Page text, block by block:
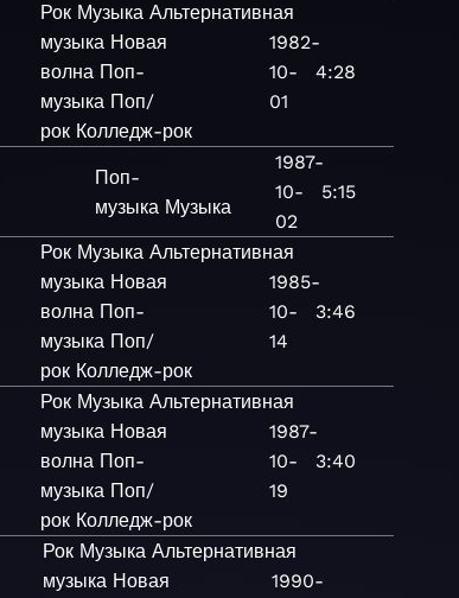
Рок Музыка Альтернативная
музыка Новая
волна Поп-
музыка Поп/
рок Колледж-рок
1982-
10-
01
4:28
Поп-
музыка Музыка
1987-
10-
02
5:15
Рок Музыка Альтернативная
музыка Новая
волна Поп-
музыка Поп/
рок Колледж-рок
1985-
10-
14
3:46
Рок Музыка Альтернативная
музыка Новая
волна Поп-
музыка Поп/
рок Колледж-рок
1987-
10-
19
3:40
Рок Музыка Альтернативная
музыка Новая
1990-